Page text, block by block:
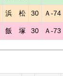
浜 松 30 Ａ-74
飯 塚 30 Ａ-73